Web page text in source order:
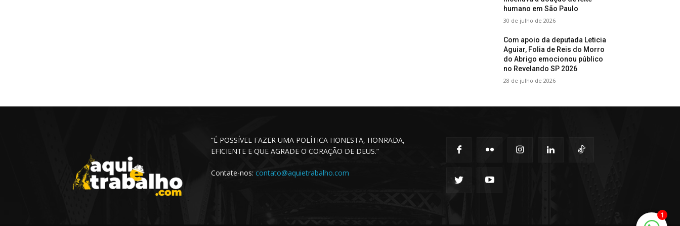
humano em São Paulo
30 de julho de 2026
Com apoio da deputada Leticia
Aguiar, Folia de Reis do Morro
do Abrigo emocionou público
no Revelando SP 2026
28 de julho de 2026
“É POSSÍVEL FAZER UMA POLÍTICA HONESTA, HONRADA,
EFICIENTE E QUE AGRADE O CORAÇÃO DE DEUS.”
Contate-nos: contato@aquietrabalho.com
1